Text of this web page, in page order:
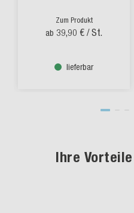
Zum Produkt
ab 39,90 € / St.
lieferbar
Ihre Vorteile